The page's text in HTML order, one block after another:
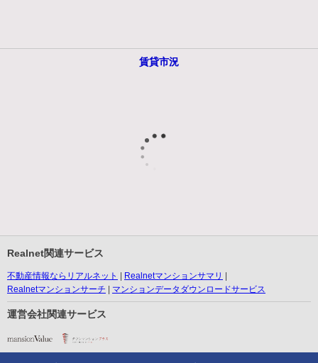
賃貸市況
Realnet関連サービス
不動産情報ならリアルネット
Realnetマンションサマリ
Realnetマンションサーチ
マンションデータダウンロードサービス
運営会社関連サービス